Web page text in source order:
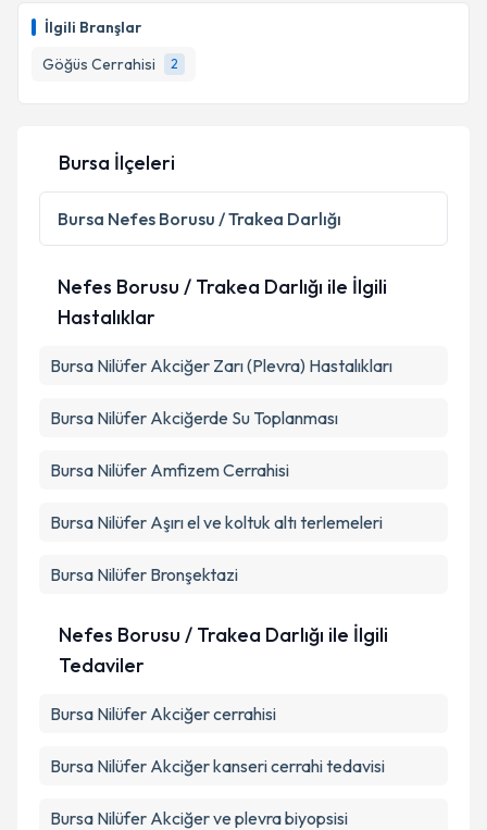
İlgili Branşlar
Göğüs Cerrahisi
2
için bir takvim hazırlandığında e-posta ile
bilgilendireceğiz.
E-posta Adresiniz
Kişisel verilerimin işlenmesine ilişkin
Metni'ni okudum ve kişisel verilerimin belirtilen
Bursa İlçeleri
Bursa Nefes Borusu / Trakea Darlığı
Nefes Borusu / Trakea Darlığı ile İlgili
Hastalıklar
Bursa Nilüfer Akciğer Zarı (Plevra) Hastalıkları
Bursa Nilüfer Akciğerde Su Toplanması
Bursa Nilüfer Amfizem Cerrahisi
Bursa Nilüfer Aşırı el ve koltuk altı terlemeleri
Bursa Nilüfer Bronşektazi
Nefes Borusu / Trakea Darlığı ile İlgili
Tedaviler
Bursa Nilüfer Akciğer cerrahisi
Bursa Nilüfer Akciğer kanseri cerrahi tedavisi
Bursa Nilüfer Akciğer ve plevra biyopsisi